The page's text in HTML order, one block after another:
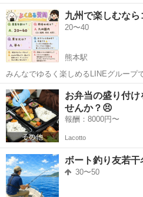
操作)・バイアルの投入作業、 整列作
情報】医療用ワクチン 。＋お仕事探しはコンシェルスタッフにおまか
せ＋。 あなたのお仕事...
熊本 合志市 工場
九州で楽しむなら
20〜40
熊本駅
みんなでゆるく楽しめるLINEグループです😊 「大人になって
機会が減った…」 「新しい友達がほし
い✨」 そんな方はぜひご参加ください♪ ※グループの詳細は画像をご
覧ください！
熊本 熊本市 熊本駅 友達
お弁当の盛り付け
せんか？😣
報酬：8000円〜
Lacotto
ボート釣り友若干
30〜50